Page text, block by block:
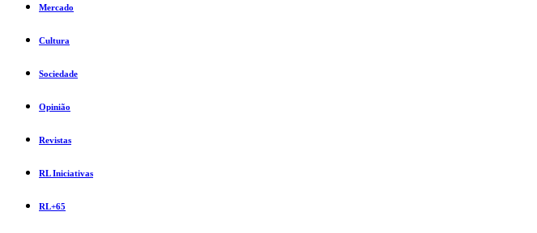
Mercado
Cultura
Sociedade
Opinião
Revistas
RL Iniciativas
RL+65